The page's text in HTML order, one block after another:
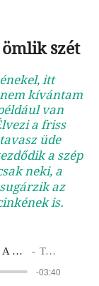
szét
itt
kívántam
van
a friss
üde
a szép
neki, a
az
is.
Jazzation: A négy évszak Tavasz 1
-03:40